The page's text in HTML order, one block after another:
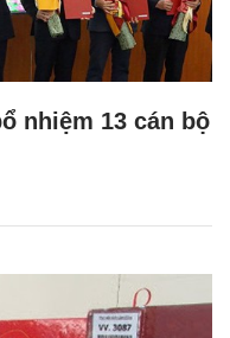
nhiệm 13 cán bộ